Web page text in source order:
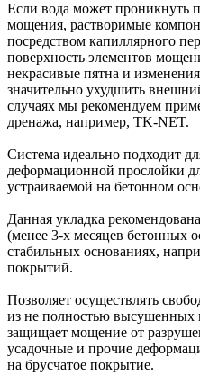
Если вода может проникнуть
мощения, растворимые
посредством капиллярного
поверхность элементов
некрасивые пятна и
значительно ухудшить
случаях мы рекомендуем
дренажа, например, TK-NET.
Система идеально подходит
деформационной прослойки
устраиваемой на бетонном
Данная укладка
(менее 3-х месяцев бетонных
стабильных основаниях,
покрытий.
Позволяет осуществлять
из не полностью высушенных
защищает мощение от
усадочные и прочие
на брусчатое покрытие.